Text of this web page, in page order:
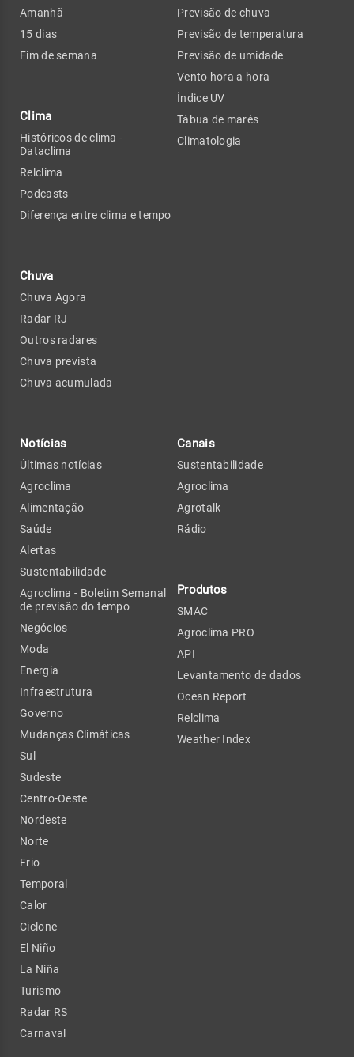
Amanhã
15 dias
Fim de semana
Clima
Históricos de clima -
Dataclima
Relclima
Podcasts
Diferença entre clima e tempo
Chuva
Chuva Agora
Radar RJ
Outros radares
Chuva prevista
Chuva acumulada
Previsão de chuva
Previsão de temperatura
Previsão de umidade
Vento hora a hora
Índice UV
Tábua de marés
Climatologia
Notícias
Últimas notícias
Agroclima
Alimentação
Saúde
Alertas
Sustentabilidade
Agroclima - Boletim Semanal
de previsão do tempo
Negócios
Moda
Energia
Infraestrutura
Governo
Mudanças Climáticas
Sul
Sudeste
Centro-Oeste
Nordeste
Norte
Frio
Temporal
Calor
Ciclone
El Niño
La Niña
Turismo
Radar RS
Carnaval
Canais
Sustentabilidade
Agroclima
Agrotalk
Rádio
Produtos
SMAC
Agroclima PRO
API
Levantamento de dados
Ocean Report
Relclima
Weather Index